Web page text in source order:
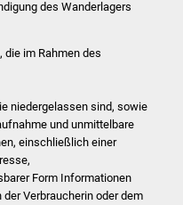
Einrichtungen
Agenda
des Wanderlagers
die im Rahmen des
niedergelassen sind, sowie
und unmittelbare
einschließlich einer
Form Informationen
Verbraucherin oder dem